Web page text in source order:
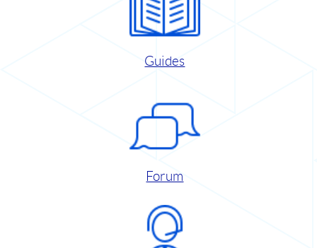
Guides
Forum